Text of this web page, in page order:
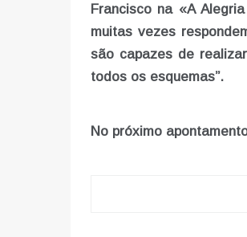
Francisco na «A
muitas vezes
são capazes de
todos os esquemas”.
No próximo